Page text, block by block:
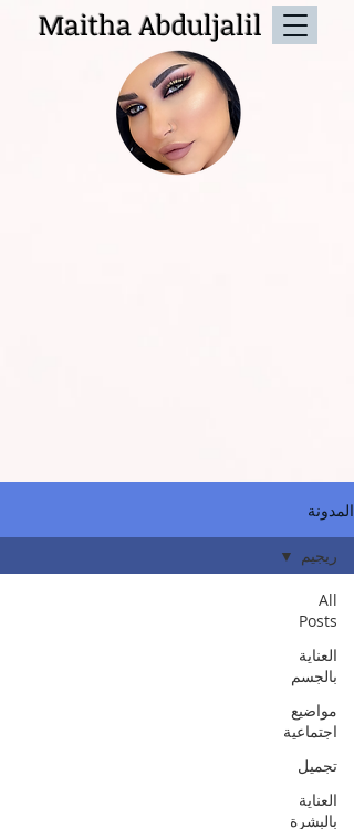
Maitha Abduljalil
المدونة
All
Posts
العناية
بالجسم
مواضيع
اجتماعية
تجميل
العناية
بالبشرة
ريجيم